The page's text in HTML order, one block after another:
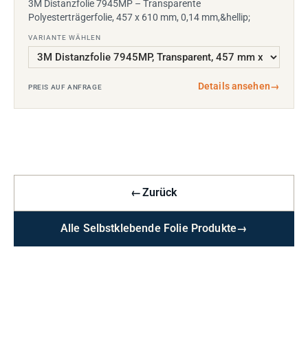
3M Distanzfolie 7945MP – Transparente
Polyesterträgerfolie, 457 x 610 mm, 0,14 mm,&hellip;
VARIANTE WÄHLEN
PREIS AUF ANFRAGE Details ansehen→
←Zurück
Alle Selbstklebende Folie Produkte→